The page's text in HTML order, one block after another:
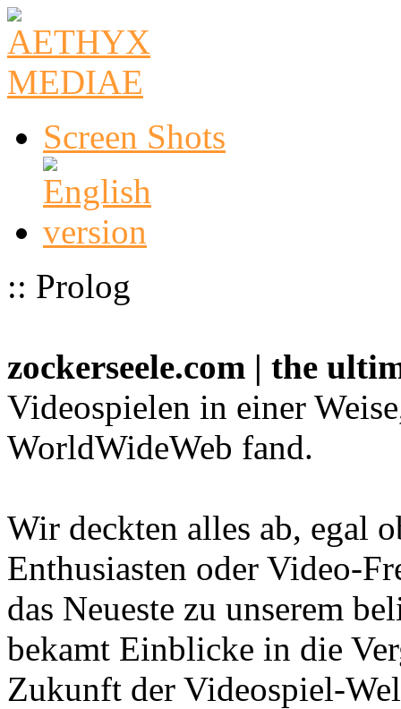
Screen Shots
:: Prolog
zockerseele.com | the
Videospielen in einer
WorldWideWeb fand.
Wir deckten alles ab, egal
Enthusiasten oder Video-
das Neueste zu unserem
bekamt Einblicke in die
Zukunft der Videospiel-